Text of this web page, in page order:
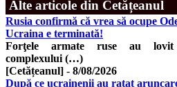
Alte articole din Cetățeanul
Rusia confirmă că vrea să ocupe
Ucraina e terminată!
Forţele armate ruse au lovit
complexului (…)
[Cetățeanul] - 8/08/2026
După ce ucrainenii au ratat